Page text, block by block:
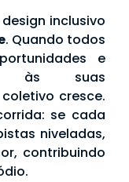
inclusivo
. Quando todos
e
às suas
cresce.
se cada
niveladas,
contribuindo